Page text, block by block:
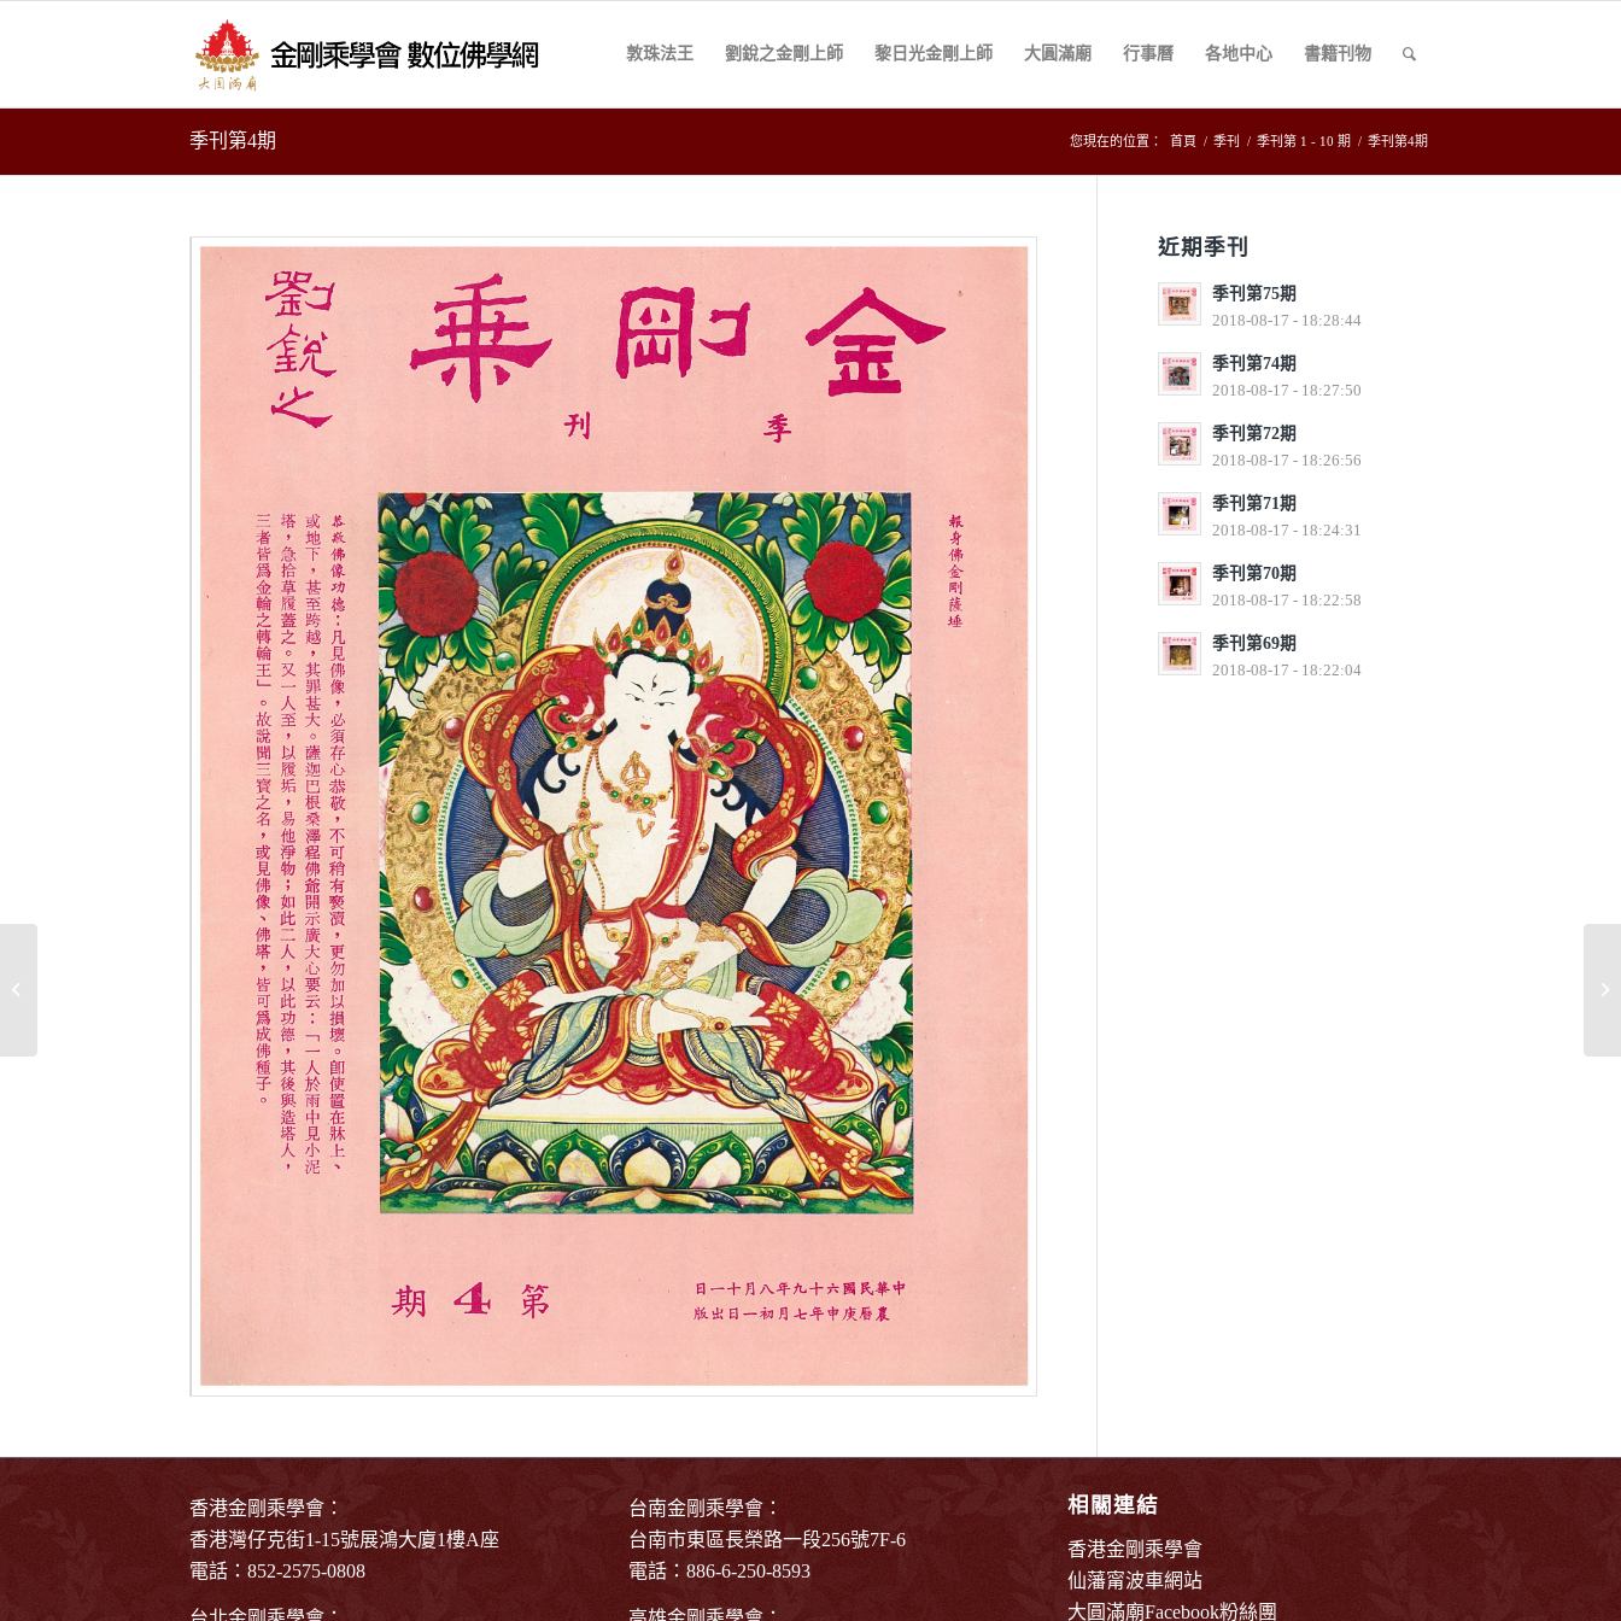
敦珠法王 劉銳之金剛上師 黎日光金剛上師 大圓滿廟 行事曆 各地中心 書籍刊物
季刊第4期 您現在的位置： 首頁 / 季刊 / 季刊第 1 - 10 期 / 季刊第4期
近期季刊
季刊第75期
2018-08-17 - 18:28:44
季刊第74期
2018-08-17 - 18:27:50
季刊第72期
2018-08-17 - 18:26:56
季刊第71期
2018-08-17 - 18:24:31
季刊第70期
2018-08-17 - 18:22:58
季刊第69期
2018-08-17 - 18:22:04
香港金剛乘學會：
香港灣仔克街1-15號展鴻大廈1樓A座
電話：852-2575-0808
台南金剛乘學會：
台南市東區長榮路一段256號7F-6
電話：886-6-250-8593
相關連結
香港金剛乘學會
仙藩甯波車網站
大圓滿廟Facebook粉絲團